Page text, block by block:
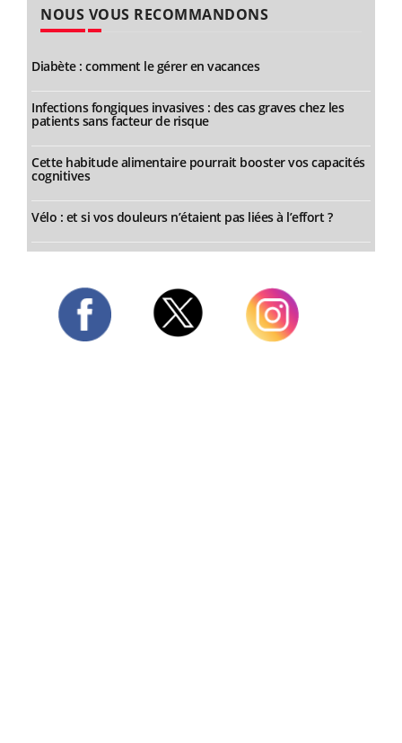
NOUS VOUS RECOMMANDONS
Diabète : comment le gérer en vacances
Infections fongiques invasives : des cas graves chez les
patients sans facteur de risque
Cette habitude alimentaire pourrait booster vos capacités
cognitives
Vélo : et si vos douleurs n’étaient pas liées à l’effort ?